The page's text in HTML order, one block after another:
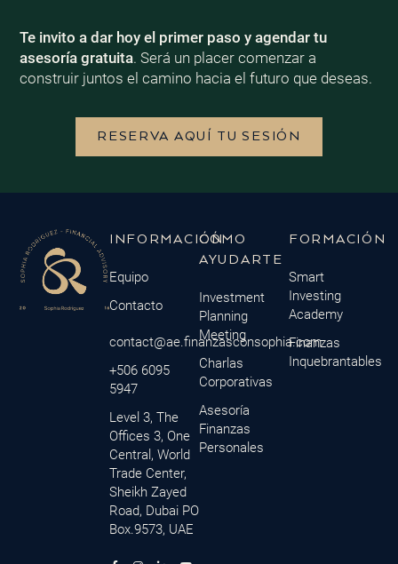
Te invito a dar hoy el primer paso y agendar tu
asesoría gratuita. Será un placer comenzar a
construir juntos el camino hacia el futuro que deseas.
RESERVA AQUÍ TU SESIÓN
INFORMACIÓN
Equipo
Contacto
contact@ae.finanzasconsophia.com
+506 6095
5947
Level 3, The
Offices 3, One
Central, World
Trade Center,
Sheikh Zayed
Road, Dubai PO
Box.9573, UAE
CÓMO
AYUDARTE
Investment
Planning
Meeting
Charlas
Corporativas
Asesoría
Finanzas
Personales
FORMACIÓN
Smart
Investing
Academy
Finanzas
Inquebrantables